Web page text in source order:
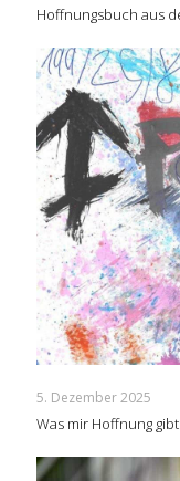
Hoffnungsbuch aus
5. Dezember 2025
Was mir Hoffnung